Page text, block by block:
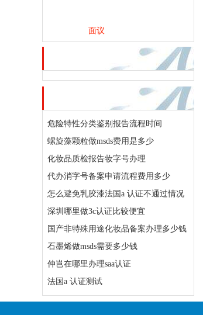
面议
危险特性分类鉴别报告流程时间
螺旋藻颗粒做msds费用是多少
化妆品质检报告妆字号办理
代办消字号备案申请流程费用多少
怎么避免乳胶漆法国a 认证不通过情况
深圳哪里做3c认证比较便宜
国产非特殊用途化妆品备案办理多少钱
石墨烯做msds需要多少钱
仲岂在哪里办理saa认证
法国a 认证测试